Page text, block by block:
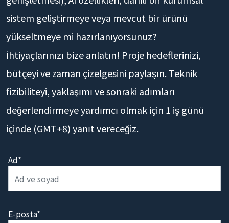
sistem geliştirmeye veya mevcut bir ürünü
yükseltmeye mi hazırlanıyorsunuz?
İhtiyaçlarınızı bize anlatın! Proje hedeflerinizi,
bütçeyi ve zaman çizelgesini paylaşın. Teknik
fizibiliteyi, yaklaşımı ve sonraki adımları
değerlendirmeye yardımcı olmak için 1 iş günü
içinde (GMT+8) yanıt vereceğiz.
Ad*
E-posta*